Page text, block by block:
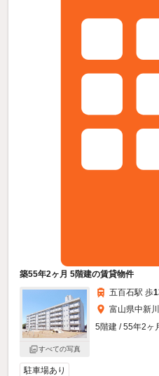
築55年2ヶ月 5階建の賃貸物件
すべての写真
五百石駅 歩
富山県中新
5階建 / 55年2ヶ
駐車場あり